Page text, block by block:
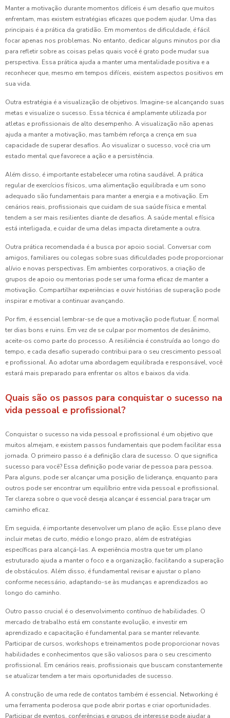
Manter a motivação durante momentos difíceis é um desafio que muitos
enfrentam, mas existem estratégias eficazes que podem ajudar. Uma das
principais é a prática da gratidão. Em momentos de dificuldade, é fácil
focar apenas nos problemas. No entanto, dedicar alguns minutos por dia
para refletir sobre as coisas pelas quais você é grato pode mudar sua
perspectiva. Essa prática ajuda a manter uma mentalidade positiva e a
reconhecer que, mesmo em tempos difíceis, existem aspectos positivos em
sua vida.
Outra estratégia é a visualização de objetivos. Imagine-se alcançando suas
metas e visualize o sucesso. Essa técnica é amplamente utilizada por
atletas e profissionais de alto desempenho. A visualização não apenas
ajuda a manter a motivação, mas também reforça a crença em sua
capacidade de superar desafios. Ao visualizar o sucesso, você cria um
estado mental que favorece a ação e a persistência.
Além disso, é importante estabelecer uma rotina saudável. A prática
regular de exercícios físicos, uma alimentação equilibrada e um sono
adequado são fundamentais para manter a energia e a motivação. Em
cenários reais, profissionais que cuidam de sua saúde física e mental
tendem a ser mais resilientes diante de desafios. A saúde mental e física
está interligada, e cuidar de uma delas impacta diretamente a outra.
Outra prática recomendada é a busca por apoio social. Conversar com
amigos, familiares ou colegas sobre suas dificuldades pode proporcionar
alívio e novas perspectivas. Em ambientes corporativos, a criação de
grupos de apoio ou mentorias pode ser uma forma eficaz de manter a
motivação. Compartilhar experiências e ouvir histórias de superação pode
inspirar e motivar a continuar avançando.
Por fim, é essencial lembrar-se de que a motivação pode flutuar. É normal
ter dias bons e ruins. Em vez de se culpar por momentos de desânimo,
aceite-os como parte do processo. A resiliência é construída ao longo do
tempo, e cada desafio superado contribui para o seu crescimento pessoal
e profissional. Ao adotar uma abordagem equilibrada e responsável, você
estará mais preparado para enfrentar os altos e baixos da vida.
Quais são os passos para conquistar o sucesso na
vida pessoal e profissional?
Conquistar o sucesso na vida pessoal e profissional é um objetivo que
muitos almejam, e existem passos fundamentais que podem facilitar essa
jornada. O primeiro passo é a definição clara de sucesso. O que significa
sucesso para você? Essa definição pode variar de pessoa para pessoa.
Para alguns, pode ser alcançar uma posição de liderança, enquanto para
outros pode ser encontrar um equilíbrio entre vida pessoal e profissional.
Ter clareza sobre o que você deseja alcançar é essencial para traçar um
caminho eficaz.
Em seguida, é importante desenvolver um plano de ação. Esse plano deve
incluir metas de curto, médio e longo prazo, além de estratégias
específicas para alcançá-las. A experiência mostra que ter um plano
estruturado ajuda a manter o foco e a organização, facilitando a superação
de obstáculos. Além disso, é fundamental revisar e ajustar o plano
conforme necessário, adaptando-se às mudanças e aprendizados ao
longo do caminho.
Outro passo crucial é o desenvolvimento contínuo de habilidades. O
mercado de trabalho está em constante evolução, e investir em
aprendizado e capacitação é fundamental para se manter relevante.
Participar de cursos, workshops e treinamentos pode proporcionar novas
habilidades e conhecimentos que são valiosos para o seu crescimento
profissional. Em cenários reais, profissionais que buscam constantemente
se atualizar tendem a ter mais oportunidades de sucesso.
A construção de uma rede de contatos também é essencial. Networking é
uma ferramenta poderosa que pode abrir portas e criar oportunidades.
Participar de eventos, conferências e grupos de interesse pode ajudar a